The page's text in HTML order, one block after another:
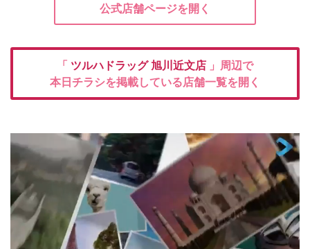
公式店舗ページを開く
「 ツルハドラッグ 旭川近文店 」周辺で
本日チラシを掲載している店舗一覧を開く